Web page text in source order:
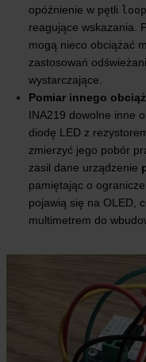
opóźnienie w pętli
reagujące wskazania.
mogą nieco obciążać
zastosowań
wystarczające.
Pomiar innego
INA219 dowolne inne
diodę LED z
zmierzyć jego pobór
zasil dane urządzenie
pamiętając o
pojawią się na OLED,
multimetrem do